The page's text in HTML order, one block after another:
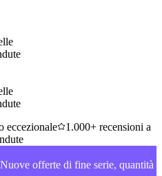
eccezionale
1.000+ recensioni a
offerte di fine serie, quantità